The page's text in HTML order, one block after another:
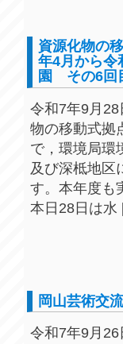
資源化物の
年4月から
園 その6回
令和7年9月
物の移動式拠
で，環境局環
及び深柢地区
す。本年度も
本日28日は
岡山芸術交
令和7年9月